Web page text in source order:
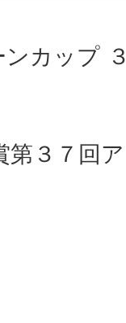
カップ ３
３７回ア